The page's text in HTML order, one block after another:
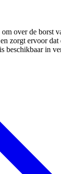
over de borst
zorgt ervoor dat
beschikbaar in